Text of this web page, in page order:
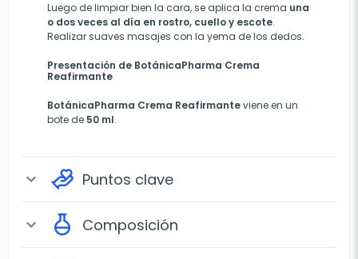
Luego de limpiar bien la cara, se aplica la crema una
o dos veces al día en rostro, cuello y escote.
Realizar suaves masajes con la yema de los dedos.
Presentación de BotánicaPharma Crema
Reafirmante
BotánicaPharma Crema Reafirmanteviene en un
bote de 50 ml.
expand_more Puntos clave
expand_more Composición